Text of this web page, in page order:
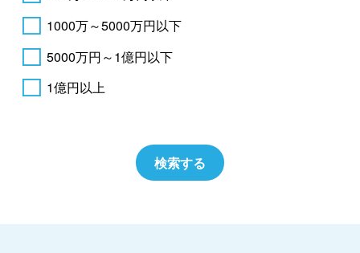
1000万～5000万円以下
5000万円～1億円以下
1億円以上